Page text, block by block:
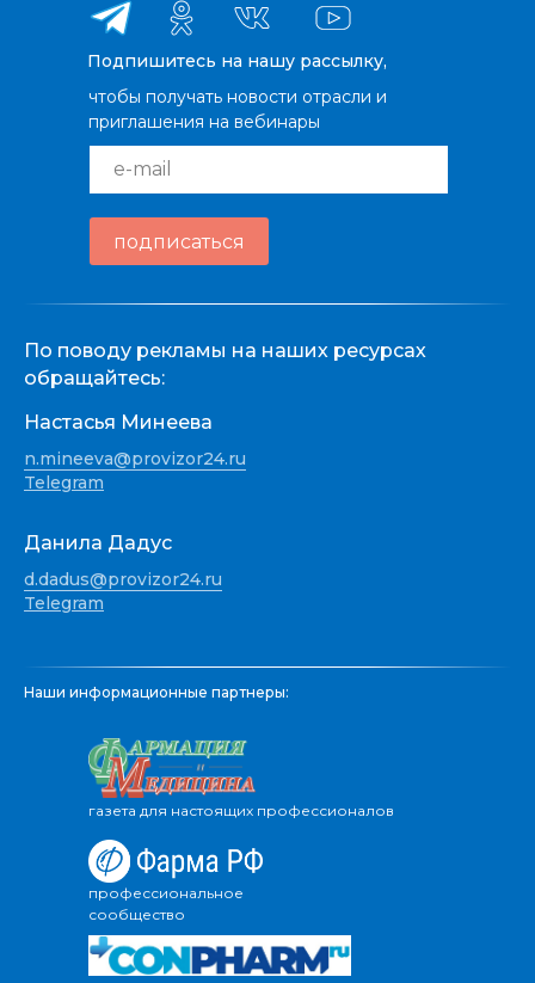
e-mail
подписаться
Подпишитесь на нашу рассылку,
чтобы получать новости отрасли и
приглашения на вебинары
По поводу рекламы на наших ресурсах
обращайтесь:
Настасья Минеева
n.mineeva@provizor24.ru
Telegram
Данила Дадус
d.dadus@provizor24.ru
Telegram
Наши информационные партнеры:
газета для настоящих профессионалов
профессиональное
сообщество